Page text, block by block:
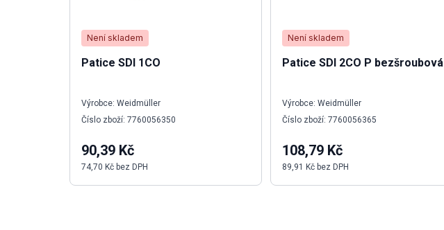
Není skladem
Patice SDI 1CO
Výrobce: Weidmüller
Číslo zboží: 7760056350
90,39 Kč
74,70 Kč bez DPH
Není skladem
Patice SDI 2CO P bezšroubová
Výrobce: Weidmüller
Číslo zboží: 7760056365
108,79 Kč
89,91 Kč bez DPH